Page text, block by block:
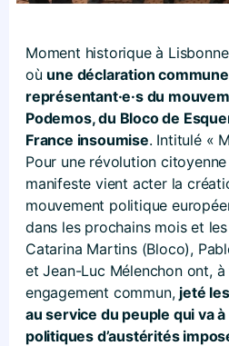
Moment historique à
où une déclaration
représentant·e·s du
Podemos, du Bloco de
France insoumise. Intitulé «
Pour une révolution
manifeste vient acter la
mouvement politique
dans les prochains mois et
Catarina Martins (Bloco),
et Jean-Luc Mélenchon ont,
engagement commun, jeté
au service du peuple qui va
politiques d’austérités